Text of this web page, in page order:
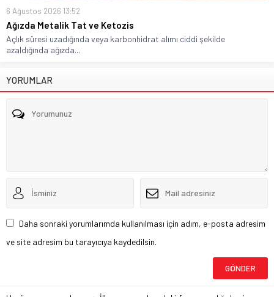
6 Ağustos 2026 13:52
Ağızda Metalik Tat ve Ketozis
Açlık süresi uzadığında veya karbonhidrat alımı ciddi şekilde
azaldığında ağızda...
YORUMLAR
Daha sonraki yorumlarımda kullanılması için adım, e-posta adresim
ve site adresim bu tarayıcıya kaydedilsin.